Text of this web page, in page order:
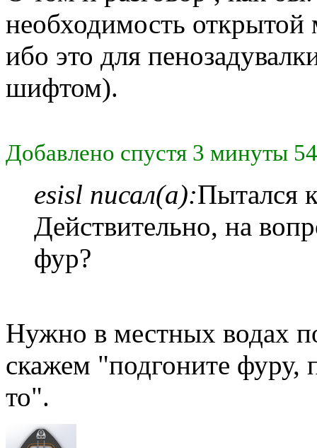
необходимость
ибо это для
шифтом).
Добавлено спустя 3 минуты
esisl писал(а):Пытался
Действительно, на
фур?
Нужно в местных водах
скажем "подгоните фуру,
то".